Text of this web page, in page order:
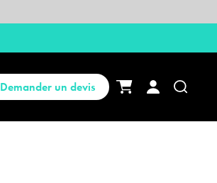
Demander un devis